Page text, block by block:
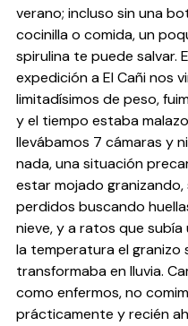
verano; incluso sin una
cocinilla o comida, un
spirulina te puede salvar.
expedición a El Cañi nos
limitadísimos de peso,
y el tiempo estaba
llevábamos 7 cámaras y
nada, una situación
estar mojado granizando,
perdidos buscando
nieve, y a ratos que
la temperatura el granizo
transformaba en lluvia.
como enfermos, no
prácticamente y recién